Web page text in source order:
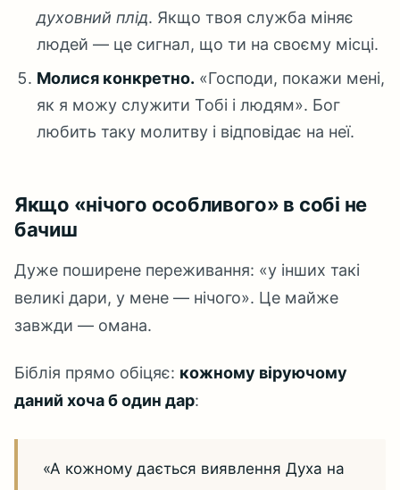
духовний плід. Якщо твоя служба міняє
людей — це сигнал, що ти на своєму місці.
Молися конкретно. «Господи, покажи мені,
як я можу служити Тобі і людям». Бог
любить таку молитву і відповідає на неї.
Якщо «нічого особливого» в собі не
бачиш
Дуже поширене переживання: «у інших такі
великі дари, у мене — нічого». Це майже
завжди — омана.
Біблія прямо обіцяє: кожному віруючому
даний хоча б один дар:
«А кожному дається виявлення Духа на